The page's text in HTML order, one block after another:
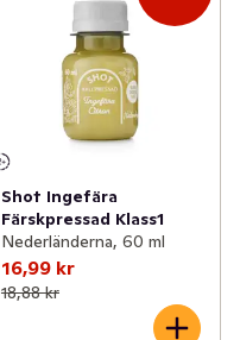
Shot Ingefära
Färskpressad Klass1
Nederländerna, 60 ml
16,99 kr
18,88 kr